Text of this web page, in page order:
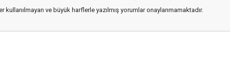
kullanılmayan ve büyük harflerle yazılmış yorumlar onaylanmamaktadır.